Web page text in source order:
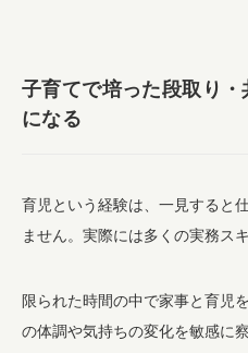
子育てで培った段取り
になる
育児という経験は、一見すると
ません。実際には多くの実務ス
限られた時間の中で家事と育児
の体調や気持ちの変化を敏感に